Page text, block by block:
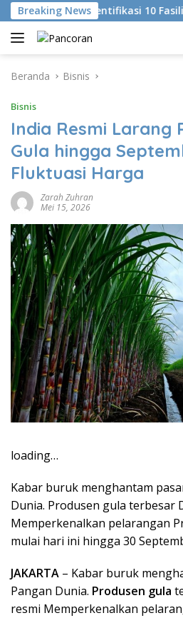
Langsung
ke
konten
Breaking News
KKI Identifikasi 10 Fasilitas
Beranda Bisnis
Bisnis
India Resmi Larang
Gula hingga
Fluktuasi Harga
Zarah Zuhran
Mei 15, 2026
loading…
Kabar buruk menghantam
Dunia. Produsen gula terbesar
Memperkenalkan pelarangan
mulai hari ini hingga 30
JAKARTA – Kabar buruk
Pangan Dunia. Produsen gula
resmi Memperkenalkan